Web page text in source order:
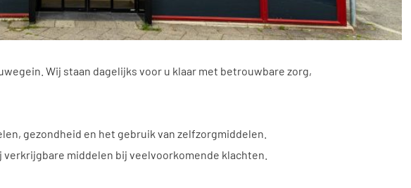
Wij staan dagelijks voor u klaar met betrouwbare zorg,
gezondheid en het gebruik van zelfzorgmiddelen.
middelen bij veelvoorkomende klachten.